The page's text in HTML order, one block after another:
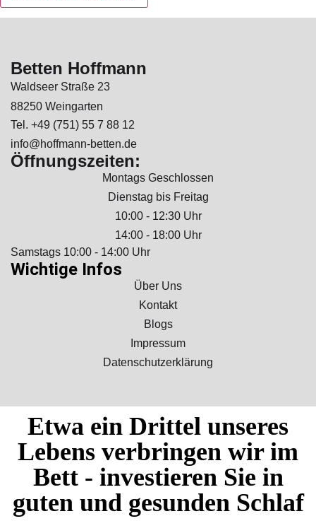
Betten Hoffmann
Waldseer Straße 23
88250 Weingarten
Tel. +49 (751) 55 7 88 12
info@hoffmann-betten.de
Öffnungszeiten:
Montags Geschlossen
Dienstag bis Freitag
10:00 - 12:30 Uhr
14:00 - 18:00 Uhr
Samstags 10:00 - 14:00 Uhr
Wichtige Infos
Über Uns
Kontakt
Blogs
Impressum
Datenschutzerklärung
Etwa ein Drittel unseres
Lebens verbringen wir im
Bett - investieren Sie in
guten und gesunden Schlaf